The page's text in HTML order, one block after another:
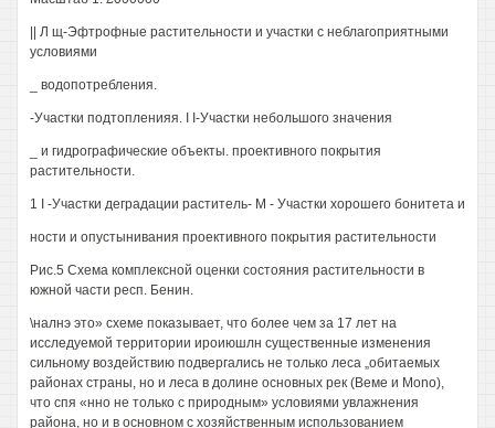
|| Л щ-Эфтрофные растительности и участки с неблагоприятными
условиями
_ водопотребления.
-Участки подтопленияя. I I-Участки небольшого значения
_ и гидрографические объекты. проективного покрытия
растительности.
1 I -Участки деградации раститель- М - Участки хорошего бонитета и
ности и опустынивания проективного покрытия растительности
Рис.5 Схема комплексной оценки состояния растительности в
южной части респ. Бенин.
\налнэ это» схеме показывает, что более чем за 17 лет на
исследуемой территории ироиюшлн существенные изменения
сильному воздействию подвергались не только леса „обитаемых
районах страны, но и леса в долине основных рек (Веме и Mono),
что спя «нно не только с природным» условиями увлажнения
района, но и в основном с хозяйственным использованием